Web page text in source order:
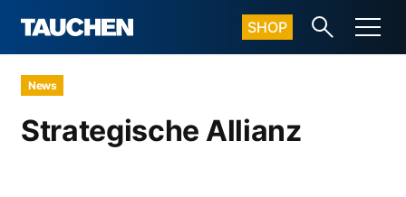
SHOP
News
Strategische Allianz